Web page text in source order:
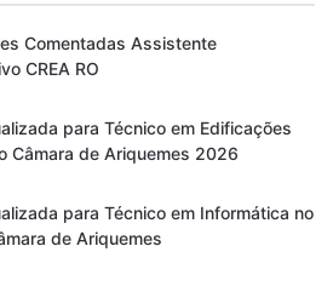
Comentadas Assistente
CREA RO
para Técnico em Edificações
Câmara de Ariquemes 2026
para Técnico em Informática no
de Ariquemes